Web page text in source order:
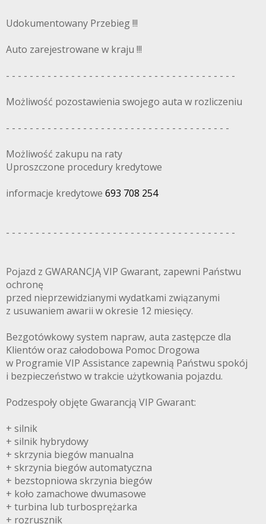
Udokumentowany Przebieg !!!
Auto zarejestrowane w kraju !!!
- - - - - - - - - - - - - - - - - - - - - - - - - - - - - - - - - - - - - - -
Możliwość pozostawienia swojego auta w rozliczeniu
- - - - - - - - - - - - - - - - - - - - - - - - - - - - - - - - - - - - - -
Możliwość zakupu na raty
Uproszczone procedury kredytowe
informacje kredytowe 693 708 254
- - - - - - - - - - - - - - - - - - - - - - - - - - - - - - - - - - - - - - -
Pojazd z GWARANCJĄ VIP Gwarant, zapewni Państwu
ochronę
przed nieprzewidzianymi wydatkami związanymi
z usuwaniem awarii w okresie 12 miesięcy.
Bezgotówkowy system napraw, auta zastępcze dla
Klientów oraz całodobowa Pomoc Drogowa
w Programie VIP Assistance zapewnią Państwu spokój
i bezpieczeństwo w trakcie użytkowania pojazdu.
Podzespoły objęte Gwarancją VIP Gwarant:
+ silnik
+ silnik hybrydowy
+ skrzynia biegów manualna
+ skrzynia biegów automatyczna
+ bezstopniowa skrzynia biegów
+ koło zamachowe dwumasowe
+ turbina lub turbosprężarka
+ rozrusznik